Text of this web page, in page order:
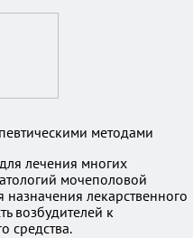
методами
лечения многих
мочеполовой
лекарственного
возбудителей к
средства.